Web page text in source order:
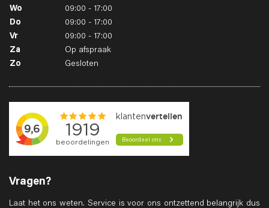
Wo
09:00 - 17:00
Do
09:00 - 17:00
Vr
09:00 - 17:00
Za
Op afspraak
Zo
Gesloten
Vragen?
Laat het ons weten. Service is voor ons ontzettend belangrijk dus